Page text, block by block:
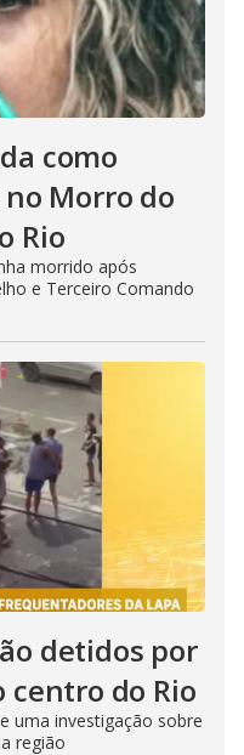
como
no Morro do
Rio
morrido após
e Terceiro Comando
detidos por
centro do Rio
uma investigação sobre
região